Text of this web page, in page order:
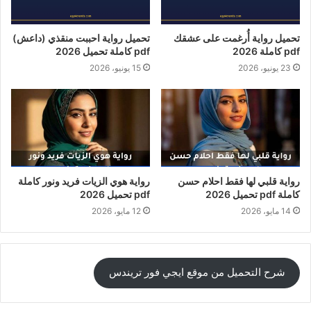
تحميل رواية أُرغمت على عشقك
pdf كاملة 2026
23 يونيو، 2026
تحميل رواية احببت منقذي (داعش)
pdf كاملة تحميل 2026
15 يونيو، 2026
رواية قلبي لها فقط احلام حسن
كاملة pdf تحميل 2026
14 مايو، 2026
رواية هوي الزيات فريد ونور كاملة
pdf تحميل 2026
12 مايو، 2026
شرح التحميل من موقع ايجي فور تريندس